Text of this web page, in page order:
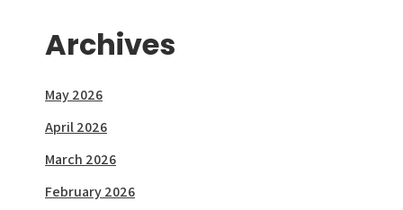
Archives
May 2026
April 2026
March 2026
February 2026